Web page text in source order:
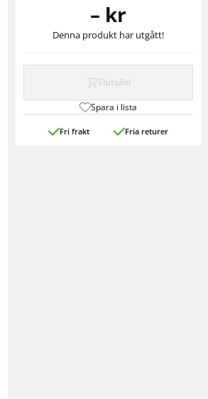
– kr
Denna produkt har utgått!
Slutsåld
Spara i lista
Fri frakt Fria returer